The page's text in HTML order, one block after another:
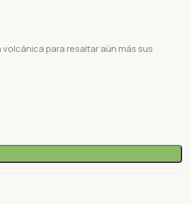
para resaltar aún más sus